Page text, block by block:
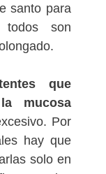
santo para
son
que
mucosa
Por
hay que
solo en